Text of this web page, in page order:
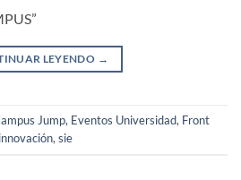
LEYENDO →
Jump, Eventos Universidad, Front
innovación,sie